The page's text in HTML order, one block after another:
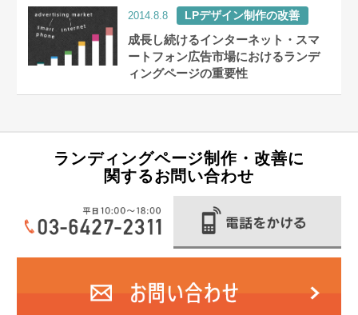
2014.8.8 LPデザイン制作の改善
成長し続けるインターネット・スマ
ートフォン広告市場におけるランデ
ィングページの重要性
ランディングページ制作・改善に
関するお問い合わせ